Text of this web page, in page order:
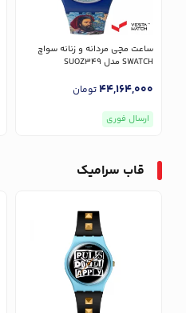
ساعت مچی مردانه و زنانه سواچ
SWATCH مدل SUOZ349
44,164,000تومان
ارسال فوری
قاب سرامیک